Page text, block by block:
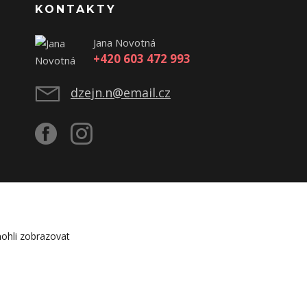
KONTAKTY
Jana Novotná
+420 603 472 993
dzejn.n@email.cz
zobrazovat